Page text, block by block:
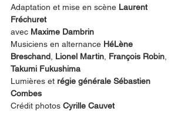
Adaptation et mise en scène Laurent
Fréchuret
avec Maxime Dambrin
Musiciens en alternance HéLène
Breschand Lionel Martin François Robin
Takumi Fukushima
Lumières et régie générale Sébastien
Combes
Crédit photos Cyrille Cauvet